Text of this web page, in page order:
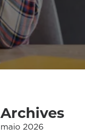
Archives
maio 2026